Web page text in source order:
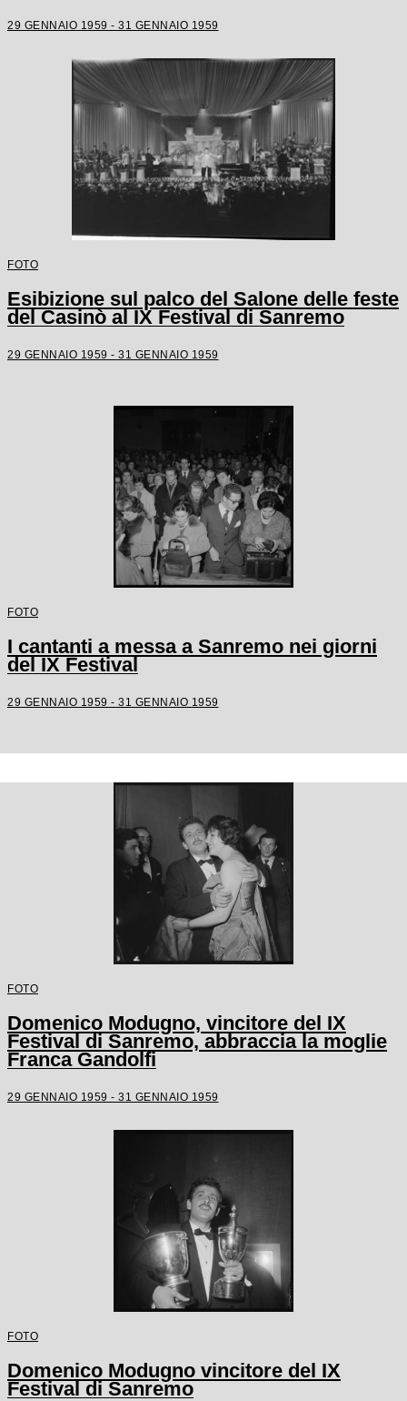
29 GENNAIO 1959 - 31 GENNAIO 1959
FOTO
Esibizione sul palco del Salone delle feste
del Casinò al IX Festival di Sanremo
29 GENNAIO 1959 - 31 GENNAIO 1959
FOTO
I cantanti a messa a Sanremo nei giorni
del IX Festival
29 GENNAIO 1959 - 31 GENNAIO 1959
FOTO
Domenico Modugno, vincitore del IX
Festival di Sanremo, abbraccia la moglie
Franca Gandolfi
29 GENNAIO 1959 - 31 GENNAIO 1959
FOTO
Domenico Modugno vincitore del IX
Festival di Sanremo